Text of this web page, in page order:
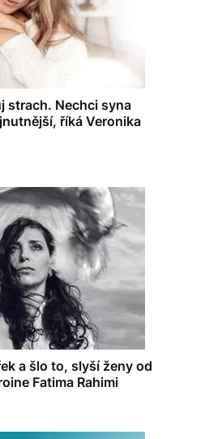
strach. Nechci syna
říká Veronika
a šlo to, slyší ženy od
Fatima Rahimi